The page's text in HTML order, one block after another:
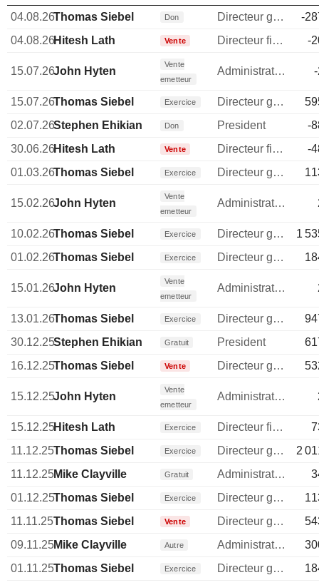
04.08.26Thomas Siebel Don Directeur general
-
04.08.26Hitesh Lath Vente Directeur financier -
15.07.26John Hyten
Vente
emetteur
Administrateur
15.07.26Thomas Siebel Exercice Directeur general
02.07.26Stephen Ehikian Don President
-
30.06.26Hitesh Lath Vente Directeur financier
-
01.03.26Thomas Siebel Exercice Directeur general
15.02.26John Hyten
Vente
emetteur
Administrateur
10.02.26Thomas Siebel Exercice Directeur general
1
01.02.26Thomas Siebel Exercice Directeur general
15.01.26John Hyten
Vente
emetteur
Administrateur
13.01.26Thomas Siebel Exercice Directeur general
30.12.25Stephen Ehikian Gratuit President
16.12.25Thomas Siebel Vente Directeur general
15.12.25John Hyten
Vente
emetteur
Administrateur
15.12.25Hitesh Lath Exercice Directeur financier
11.12.25Thomas Siebel Exercice Directeur general
2
11.12.25Mike Clayville Gratuit Administrateur
01.12.25Thomas Siebel Exercice Directeur general
11.11.25Thomas Siebel Vente Directeur general
09.11.25Mike Clayville Autre Administrateur
01.11.25Thomas Siebel Exercice Directeur general